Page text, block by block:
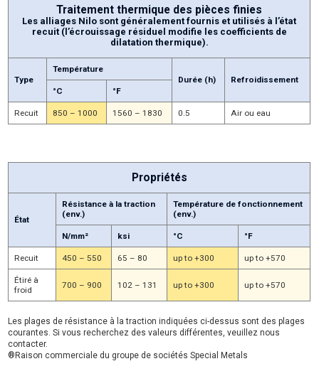
Traitement thermique des pièces finies
Les alliages Nilo sont généralement fournis et utilisés à l’état
recuit (l’écrouissage résiduel modifie les coefficients de
dilatation thermique).
Type
Température
Durée (h)
Refroidissement
°C
°F
Recuit 850 – 1000 1560 – 1830 0.5 Air ou eau
Propriétés
État
Résistance à la traction
(env.)
Température de fonctionnement
(env.)
N/mm² ksi °C °F
Recuit 450 – 550 65 – 80 up to +300 up to +570
Étiré à
froid
700 – 900 102 – 131 up to +300 up to +570
Les plages de résistance à la traction indiquées ci-dessus sont des plages
courantes. Si vous recherchez des valeurs différentes, veuillez nous
contacter.
®Raison commerciale du groupe de sociétés Special Metals